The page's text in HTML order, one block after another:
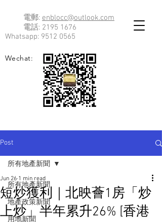
電郵: enblocc@outlook.com
電話: 2195 1676
Whatsapp: 9512 0565
Wechat:
Post
所有地產新聞
地產政策新聞
用地新聞
所有地產新聞
短炒獲利｜北映薈1房「炒
上炒」半年累升26% [香港
Jun 26 1 min read